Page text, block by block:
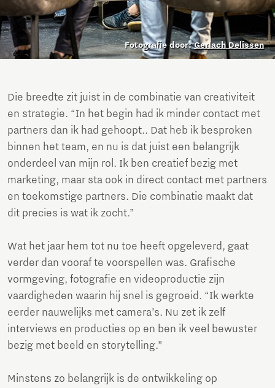
Fotografie door:Gerlach Delissen
Die breedte zit juist in de combinatie van creativiteit
en strategie. “In het begin had ik minder contact met
partners dan ik had gehoopt.. Dat heb ik besproken
binnen het team, en nu is dat juist een belangrijk
onderdeel van mijn rol. Ik ben creatief bezig met
marketing, maar sta ook in direct contact met partners
en toekomstige partners. Die combinatie maakt dat
dit precies is wat ik zocht.”
Wat het jaar hem tot nu toe heeft opgeleverd, gaat
verder dan vooraf te voorspellen was. Grafische
vormgeving, fotografie en videoproductie zijn
vaardigheden waarin hij snel is gegroeid. “Ik werkte
eerder nauwelijks met camera’s. Nu zet ik zelf
interviews en producties op en ben ik veel bewuster
bezig met beeld en storytelling.”
Minstens zo belangrijk is de ontwikkeling op